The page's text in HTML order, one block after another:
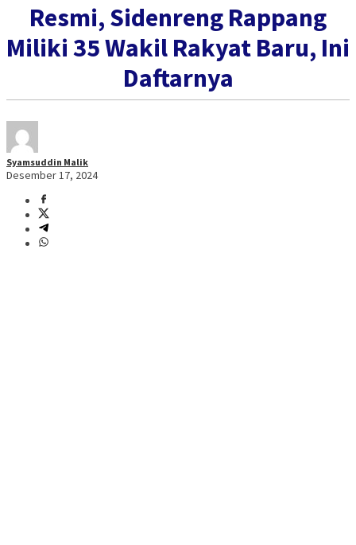
Resmi, Sidenreng Rappang
Miliki 35 Wakil Rakyat Baru, Ini
Daftarnya
Syamsuddin Malik
Desember 17, 2024